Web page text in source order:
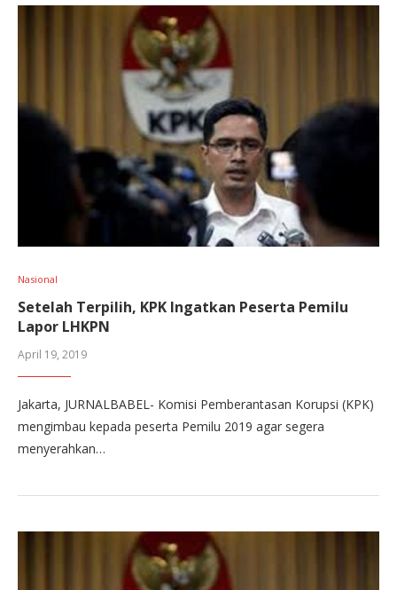
Nasional
Setelah Terpilih, KPK Ingatkan Peserta Pemilu
Lapor LHKPN
April 19, 2019
Jakarta, JURNALBABEL- Komisi Pemberantasan Korupsi (KPK)
mengimbau kepada peserta Pemilu 2019 agar segera
menyerahkan…